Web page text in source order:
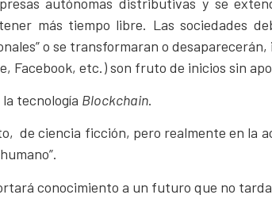
más tiempo libre. Las sociedades
o se transformaran o
Facebook, etc.) son fruto de inicios sin
tecnología Blockchain.
de ciencia ficción, pero realmente en la
conocimiento a un futuro que no